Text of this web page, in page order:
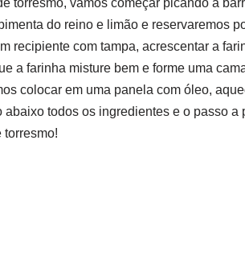
torresmo, vamos começar picando a
do reino e limão e reservaremos
recipiente com tampa, acrescentar a
a farinha misture bem e forme uma
colocar em uma panela com óleo,
todos os ingredientes e o passo
torresmo!